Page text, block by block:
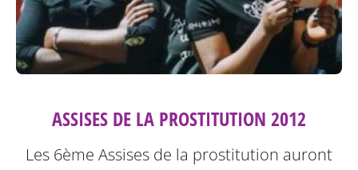
ASSISES DE LA PROSTITUTION 2012
Les 6ème Assises de la prostitution auront